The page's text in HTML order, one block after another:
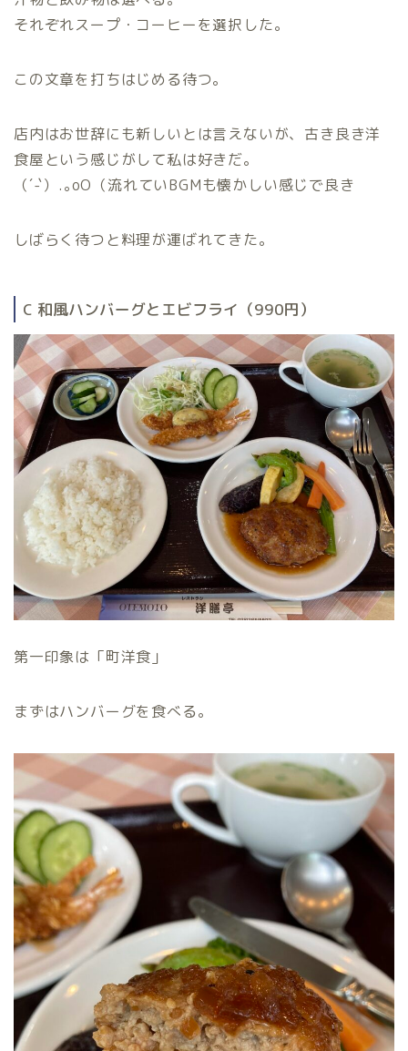
それぞれスープ・コーヒーを選択した。
この文章を打ちはじめる待つ。
店内はお世辞にも新しいとは言えないが、古き良き洋
食屋という感じがして私は好きだ。
（´-`）.｡oO（流れていBGMも懐かしい感じで良き
しばらく待つと料理が運ばれてきた。
C 和風ハンバーグとエビフライ（990円）
第一印象は「町洋食」
まずはハンバーグを食べる。